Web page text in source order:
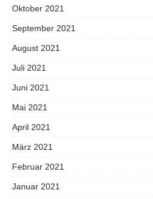
Oktober 2021
September 2021
August 2021
Juli 2021
Juni 2021
Mai 2021
April 2021
März 2021
Februar 2021
Januar 2021